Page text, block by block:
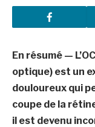
En résumé —
optique) est un
douloureux qui
coupe de la
il est devenu